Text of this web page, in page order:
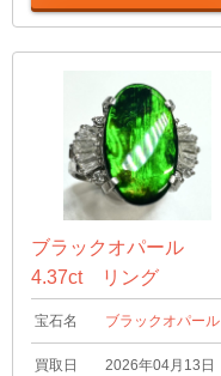
ブラックオパール
4.37ct リング
宝石名 ブラックオパール
買取日 2026年04月13日